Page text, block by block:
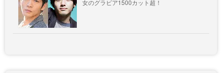
女のグラビア1500カット超！